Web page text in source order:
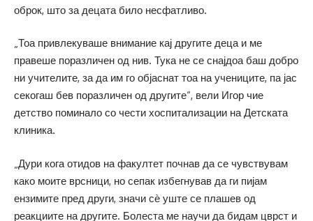
оброк, што за децата било несфатливо.
„Тоа привлекуваше внимание кај другите деца и ме
правеше поразличен од нив. Тука не се снајдоа баш добро
ни учителите, за да им го објаснат тоа на учениците, па јас
секогаш бев поразличен од другите“, вели Игор чие
детство поминало со чести хоспитализации на Детската
клиника.
„Дури кога отидов на факултет почнав да се чувствувам
како моите врсници, но сепак избегнував да ги пијам
ензимите пред други, значи сѐ уште се плашев од
реакциите на другите. Болеста ме научи да бидам цврст и